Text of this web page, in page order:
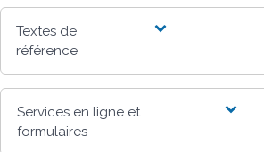
Textes de
référence
Services en ligne et
formulaires